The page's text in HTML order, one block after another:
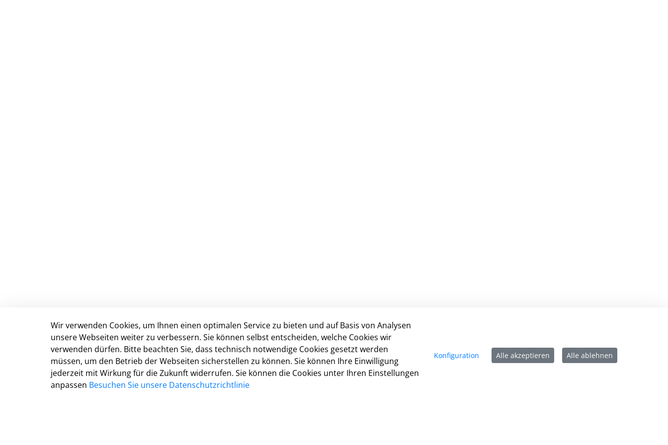
Stadt Detmold
Marktplatz 5
D-32756 Detmold
Tel.: 05231 977 0
Fax: 05231 977 299
Nicht gefunden, was Sie gesucht haben?
Dann schreiben Sie uns:
digitales@detmold.de
Kontakt
Wir verwenden Cookies, um Ihnen einen optimalen Service zu bieten und auf Basis von Analysen
unsere Webseiten weiter zu verbessern. Sie können selbst entscheiden, welche Cookies wir
verwenden dürfen. Bitte beachten Sie, dass technisch notwendige Cookies gesetzt werden
müssen, um den Betrieb der Webseiten sicherstellen zu können. Sie können Ihre Einwilligung
jederzeit mit Wirkung für die Zukunft widerrufen. Sie können die Cookies unter Ihren Einstellungen
anpassen Besuchen Sie unsere Datenschutzrichtlinie
Konfiguration Alle akzeptieren Alle ablehnen